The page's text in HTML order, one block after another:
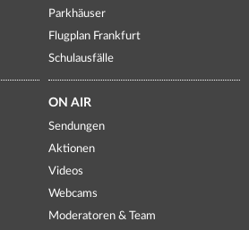
Parkhäuser
Flugplan Frankfurt
Schulausfälle
ON AIR
Sendungen
Aktionen
Videos
Webcams
Moderatoren & Team